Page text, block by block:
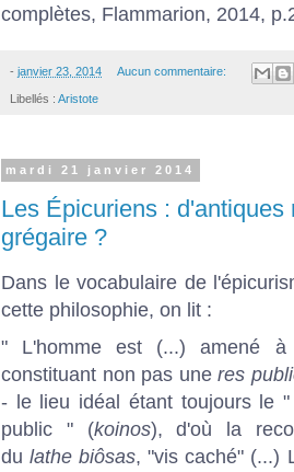
complètes, Flammarion, 2014,
- janvier 23, 2014 Aucun commentaire:
Libellés : Aristote
mardi 21 janvier 2014
Les Épicuriens :
grégaire ?
Dans le vocabulaire de
cette philosophie, on lit :
" L'homme est (...) amené à
constituant non pas une res
- le lieu idéal étant toujours le
public " (koinos), d'où la
dulathe biôsas, "vis caché" (...)